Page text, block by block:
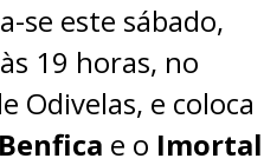
se este sábado,
19 horas, no
Odivelas, e coloca
e o Imortal